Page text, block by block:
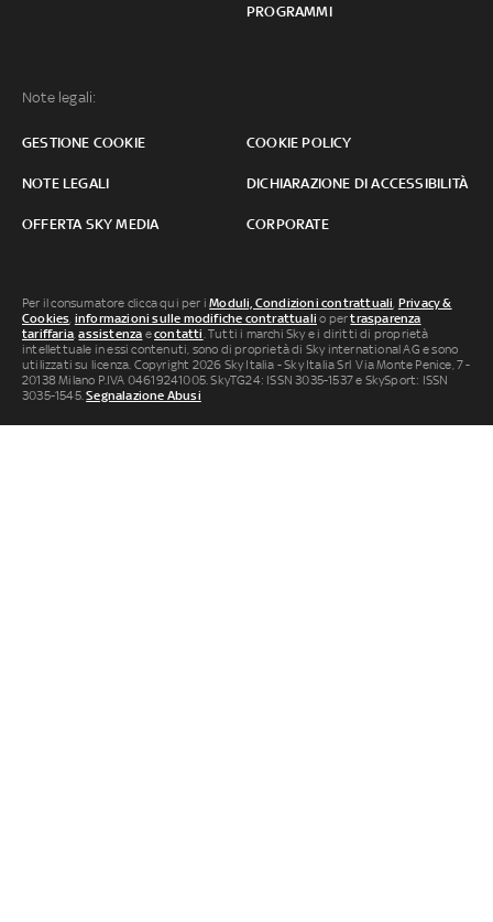
PROGRAMMI
Note legali:
GESTIONE COOKIE COOKIE POLICY
NOTE LEGALI DICHIARAZIONE DI ACCESSIBILITÀ
OFFERTA SKY MEDIA CORPORATE
Per il consumatore clicca qui per iModuli, Condizioni contrattuali, Privacy &
Cookies, informazioni sulle modifiche contrattuali o pertrasparenza
tariffaria,assistenza econtatti. Tutti i marchi Sky e i diritti di proprietà
intellettuale in essi contenuti, sono di proprietà di Sky international AG e sono
utilizzati su licenza. Copyright 2026 Sky Italia - Sky Italia Srl Via Monte Penice, 7 -
20138 Milano P.IVA 04619241005. SkyTG24: ISSN 3035-1537 e SkySport: ISSN
3035-1545.Segnalazione Abusi